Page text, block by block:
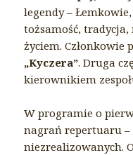
legendy –
tożsamość, tradycja,
życiem.
„Kyczera”. Druga
kierownikiem
W programie o
nagrań repertuaru
niezrealizowanych.